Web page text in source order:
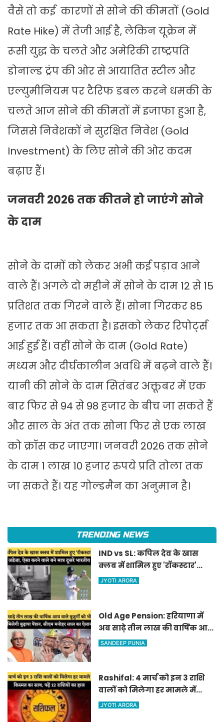
वैसे तो कई कारणों से सोने की कीमतों (Gold
Rate Hike) में तेजी आई है, लेकिन यूक्रेन में
रूसी युद्ध के चलते और अमेरिकी राष्ट्रपति
डोनाल्ड ट्रंप की ओर से आयातित स्टील और
एल्युमीनियम पर टैरिफ डबल करने धमकी के
चलते आज सोने की कीमतों में इजाफा हुआ है,
जिससे निवेशकों ने सुरक्षित निवेश (Gold
Investment) के लिए सोने की ओर कदम
बढ़ाए हैं।
जनवरी 2026 तक कीतने हो जाएंगे सोने
के दाम
सोने के दामों को लेकर अभी कई पड़ाव आने
वाले हैं। अगले दो महीने में सोने के दाम 12 से 15
प्रतिशत तक गिरने वाले हैं। सोना गिरकर 85
हजार तक आ सकता है। इसको लेकर रिपोर्ट्स
आई हुई हैं। वहीं सोने के दाम (Gold Rate)
मध्यम और दीर्घकालीन अवधि में बढ़ने वाले हैं।
यानी की सोने के दाम सितंबर अक्तूबर में एक
बार फिर से 94 से 98 हजार के बीच जा सकते हैं
और साल के अंत तक सोना फिर से एक लाख
को क्रॉस कर जाएगा। जनवरी 2026 तक सोने
के दाम 1 लाख 10 हजार रुपये प्रति तोला तक
जा सकते हैं। यह गोल्डमैन का अनुमान है।
TRENDING NEWS
IND vs SL: कपिल देव के खास
क्लब में शामिल हुए 'रॉकस्टार'
जडेजा, ऐसा करने वाले बने मात्र
JYOTI ARORA
Old Age Pension: हरियाणा में
अब साढ़े तीन लाख की वार्षिक आय
वाले बुजुर्गों को भी मिलेगी बुढ़ापा
SANDEEP PUNIA
Rashifal: 4 मार्च को इन 3 राशि
वालों को मिलेगा हर मामले में
किस्मत का साथ, पढ़ें 12 राशियों का
JYOTI ARORA